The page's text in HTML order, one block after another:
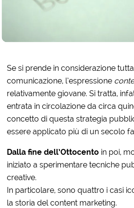
Se si prende in considerazione
comunicazione, l’espressione
relativamente giovane. Si tratta,
entrata in circolazione da circa
concetto di questa strategia
essere applicato più di un secolo
Dalla fine dell’Ottocento in poi,
iniziato a sperimentare tecniche
creative.
In particolare, sono quattro i casi
la storia del content marketing.